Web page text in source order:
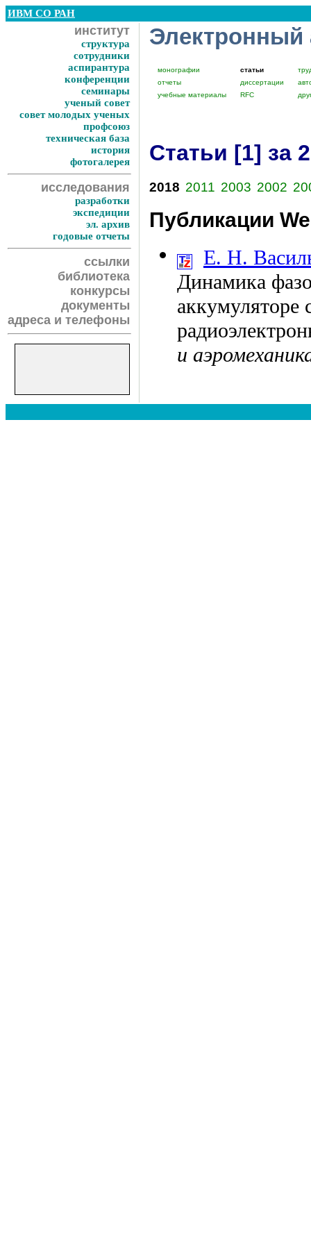
ИВМ СО РАН
институт
структура
сотрудники
аспирантура
конференции
семинары
ученый совет
совет молодых ученых
профсоюз
техническая база
история
фотогалерея
исследования
разработки
экспедиции
эл. архив
годовые отчеты
ссылки
библиотека
конкурсы
документы
адреса и телефоны
монографии статьи
отчеты
диссертации
учебные материалы
RFC
Статьи [1] за
2018 2011 2003 2002
Публикации
Е. Н.
Динамика
аккумуляторе
и